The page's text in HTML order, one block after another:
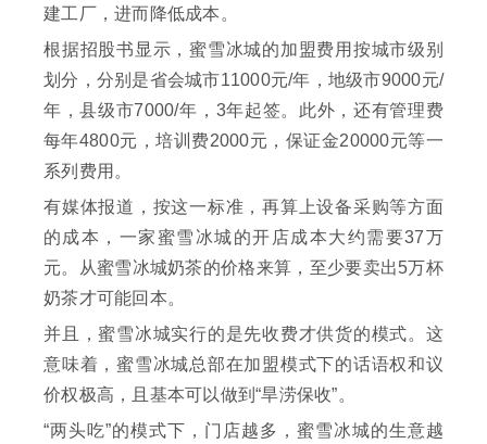
建工厂，进而降低成本。
根据招股书显示，蜜雪冰城的加盟费用按城市级别
划分，分别是省会城市11000元/年，地级市9000元/
年，县级市7000/年，3年起签。此外，还有管理费
每年4800元，培训费2000元，保证金20000元等一
系列费用。
有媒体报道，按这一标准，再算上设备采购等方面
的成本，一家蜜雪冰城的开店成本大约需要37万
元。从蜜雪冰城奶茶的价格来算，至少要卖出5万杯
奶茶才可能回本。
并且，蜜雪冰城实行的是先收费才供货的模式。这
意味着，蜜雪冰城总部在加盟模式下的话语权和议
价权极高，且基本可以做到“旱涝保收”。
“两头吃”的模式下，门店越多，蜜雪冰城的生意越